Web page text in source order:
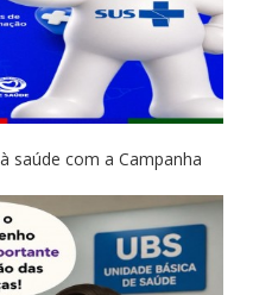
saúde com a Campanha